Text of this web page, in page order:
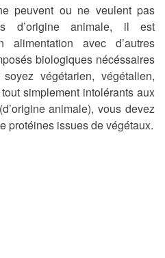
peuvent ou ne veulent pas
d’origine animale, il est
alimentation avec d’autres
biologiques nécéssaires
végétarien, végétalien,
simplement intolérants aux
animale), vous devez
protéines issues de végétaux.